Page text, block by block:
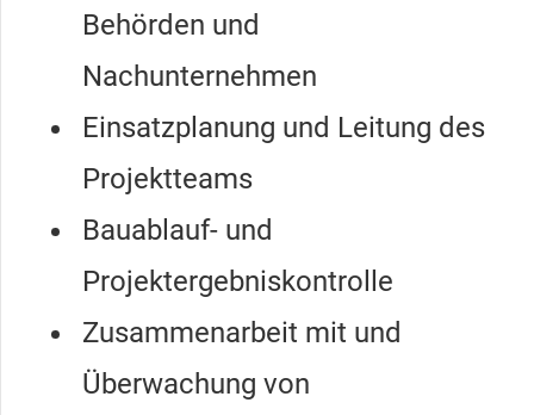
Behörden und
Nachunternehmen
Einsatzplanung und Leitung des
Projektteams
Bauablauf- und
Projektergebniskontrolle
Zusammenarbeit mit und
Überwachung von